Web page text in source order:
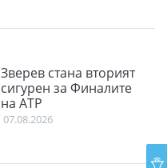
Зверев стана вторият
сигурен за Финалите
на АТР
07.08.2026